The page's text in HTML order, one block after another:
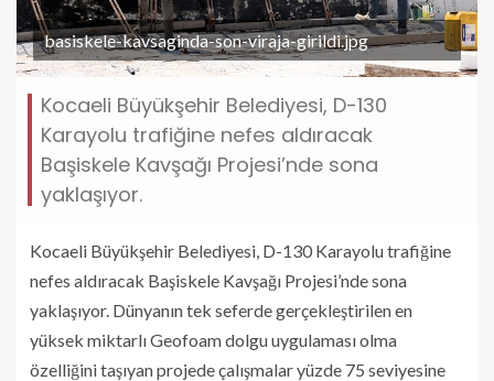
basiskele-kavsaginda-son-viraja-girildi.jpg
Kocaeli Büyükşehir Belediyesi, D-130
Karayolu trafiğine nefes aldıracak
Başiskele Kavşağı Projesi’nde sona
yaklaşıyor.
Kocaeli Büyükşehir Belediyesi, D-130 Karayolu trafiğine
nefes aldıracak Başiskele Kavşağı Projesi’nde sona
yaklaşıyor. Dünyanın tek seferde gerçekleştirilen en
yüksek miktarlı Geofoam dolgu uygulaması olma
özelliğini taşıyan projede çalışmalar yüzde 75 seviyesine